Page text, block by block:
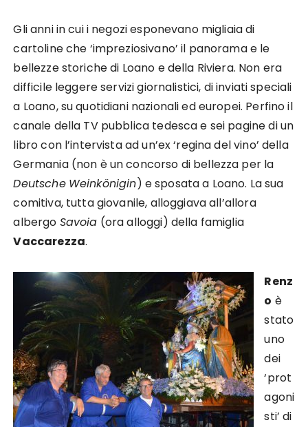
Gli anni in cui i negozi esponevano migliaia di
cartoline che ‘impreziosivano’ il panorama e le
bellezze storiche di Loano e della Riviera. Non era
difficile leggere servizi giornalistici, di inviati speciali
a Loano, su quotidiani nazionali ed europei. Perfino il
canale della TV pubblica tedesca e sei pagine di un
libro con l’intervista ad un’ex ‘regina del vino’ della
Germania (non è un concorso di bellezza per la
Deutsche Weinkönigin) e sposata a Loano. La sua
comitiva, tutta giovanile, alloggiava all’allora
albergo Savoia (ora alloggi) della famiglia
Vaccarezza.
Renz
o è
stato
uno
dei
‘prot
agoni
sti’ di